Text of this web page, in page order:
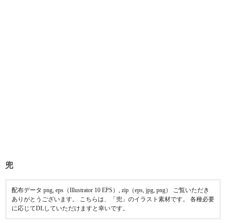
兜
配布データ png, eps（Illustrator 10 EPS）, zip（eps, jpg, png） ご覧いただき
ありがとうございます。 こちらは、「兜」のイラスト素材です。 各種必要
に応じてDLしていただけますと幸いです。